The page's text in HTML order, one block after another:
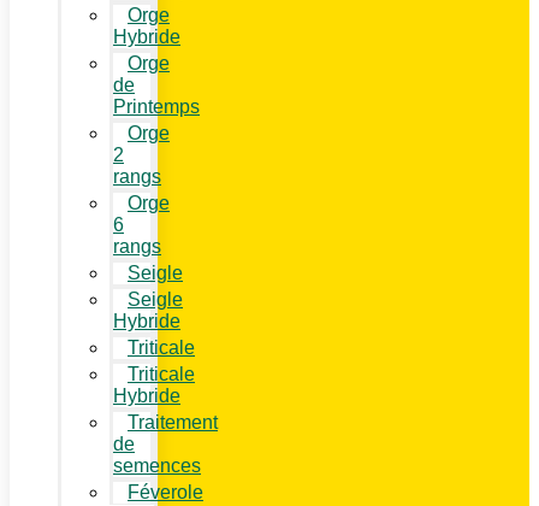
Orge
Hybride
Orge
de
Printemps
Orge
2
rangs
Orge
6
rangs
Seigle
Seigle
Hybride
Triticale
Triticale
Hybride
Traitement
de
semences
Féverole